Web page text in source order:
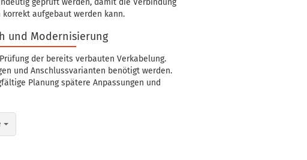
aufgebaut werden kann.
und Modernisierung
der bereits verbauten Verkabelung.
und Anschlussvarianten benötigt werden.
Planung spätere Anpassungen und